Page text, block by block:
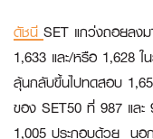
ดัชนี SET แกว่งถอยลง
1,633 และ/หรือ 1,628
ลุ้นกลับขึ้นไปทดสอบ
ของ SET50 ที่ 987 และ
1,005 ประกอบด้วย นอ